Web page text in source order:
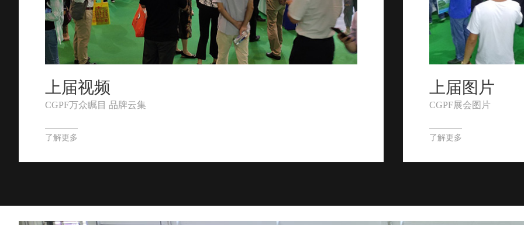
上届视频
CGPF万众瞩目 品牌云集
了解更多
上届图片
CGPF展会图片
了解更多